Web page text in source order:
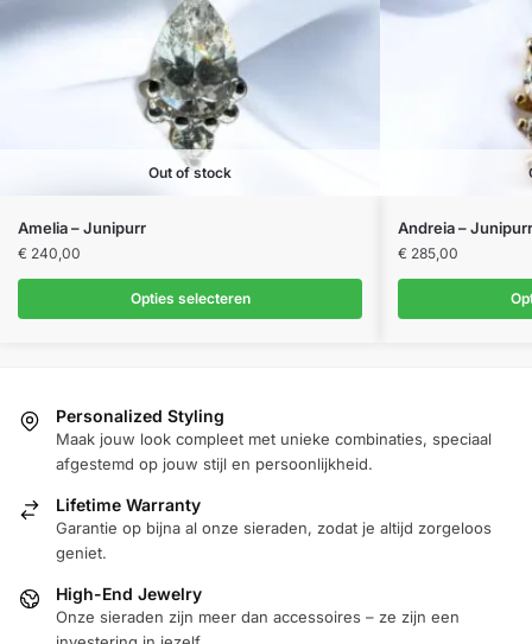
Out of stock
Amelia – Junipurr
€ 240,00
Opties selecteren
Dit
product
heeft
meerdere
kan
gekozen
op
productpagina
Andreia – Junipurr
€ 285,00
Dit
product
heeft
meerdere
gekozen
de
Personalized Styling
Maak jouw look compleet met unieke combinaties, speciaal
afgestemd op jouw stijl en persoonlijkheid.
Lifetime Warranty
Garantie op bijna al onze sieraden, zodat je altijd zorgeloos
geniet.
High-End Jewelry
Onze sieraden zijn meer dan accessoires – ze zijn een